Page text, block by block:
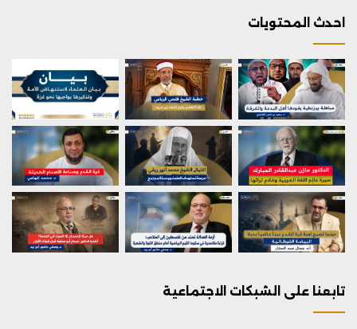
احدث المحتويات
تابعنا على الشبكات الاجتماعية